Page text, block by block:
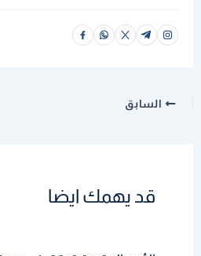
السابق
قد يهمك ايضا